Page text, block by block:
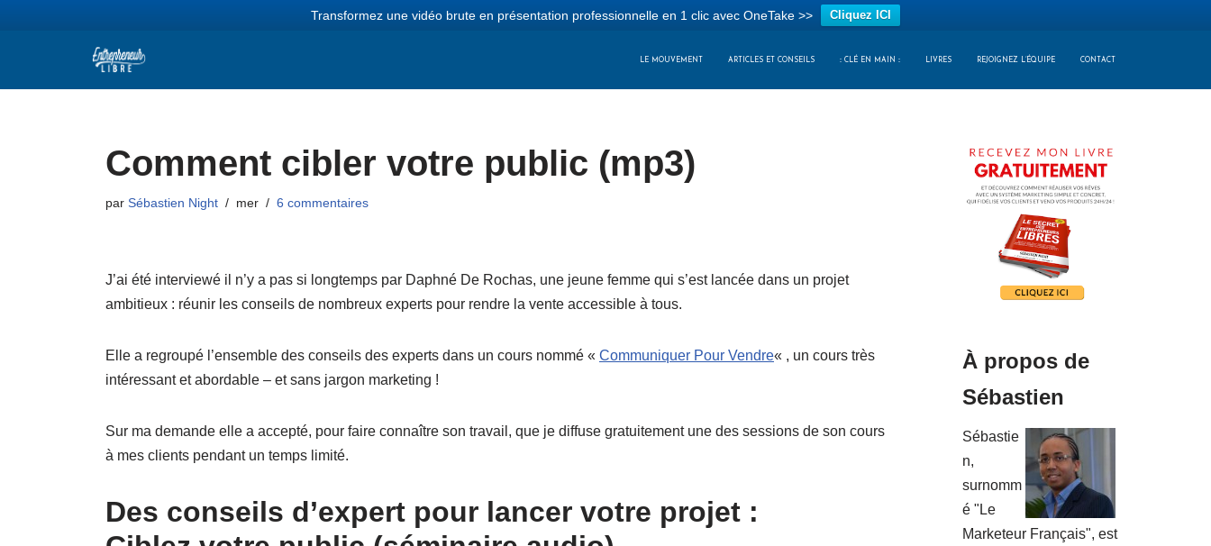
Transformez une vidéo brute en présentation professionnelle en 1 clic avec OneTake >> Cliquez ICI
LE MOUVEMENT ARTICLES ET CONSEILS :: CLÉ EN MAIN :: LIVRES REJOIGNEZ L’ÉQUIPE CONTACT
Comment cibler votre public (mp3)
par Sébastien Night mer 6 commentaires
J’ai été interviewé il n’y a pas si longtemps par Daphné De Rochas, une jeune femme qui s’est lancée dans un projet
ambitieux : réunir les conseils de nombreux experts pour rendre la vente accessible à tous.
Elle a regroupé l’ensemble des conseils des experts dans un cours nommé « Communiquer Pour Vendre« , un cours très
intéressant et abordable – et sans jargon marketing !
Sur ma demande elle a accepté, pour faire connaître son travail, que je diffuse gratuitement une des sessions de son cours
à mes clients pendant un temps limité.
Des conseils d’expert pour lancer votre projet :
À propos de
Sébastien
Sébastie
n,
surnomm
é "Le
Marketeur Français", est